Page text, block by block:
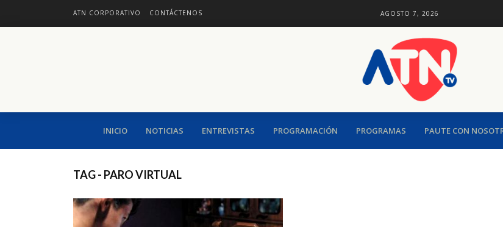
ATN CORPORATIVO CONTÁCTENOS AGOSTO 7, 2026
INICIO NOTICIAS ENTREVISTAS PROGRAMACIÓN PROGRAMAS PAUTE CON
TAG - PARO VIRTUAL